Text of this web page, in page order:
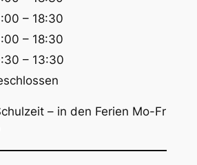
– 18:30
– 18:30
– 13:30
– in den Ferien Mo-Fr